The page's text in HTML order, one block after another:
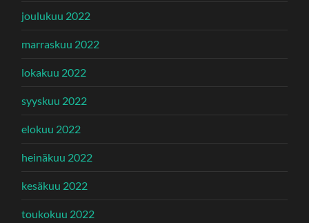
joulukuu 2022
marraskuu 2022
lokakuu 2022
syyskuu 2022
elokuu 2022
heinäkuu 2022
kesäkuu 2022
toukokuu 2022